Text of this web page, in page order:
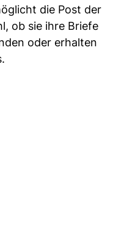
die Post der
ob sie ihre Briefe
oder erhalten